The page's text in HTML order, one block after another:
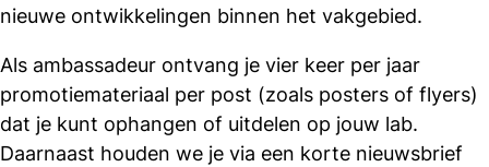
nieuwe ontwikkelingen binnen het vakgebied.
Als ambassadeur ontvang je vier keer per jaar
promotiemateriaal per post (zoals posters of flyers)
dat je kunt ophangen of uitdelen op jouw lab.
Daarnaast houden we je via een korte nieuwsbrief